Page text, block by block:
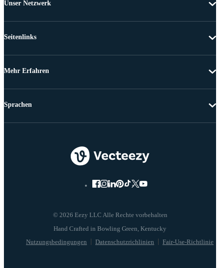
Unser Netzwerk
Seitenlinks
Mehr Erfahren
© 2026 Eezy LLC Alle Rechte vorbehalten
Nutzungsbedingungen Datenschutzrichlinien Fair-Use-Richtlinie
Sprachen